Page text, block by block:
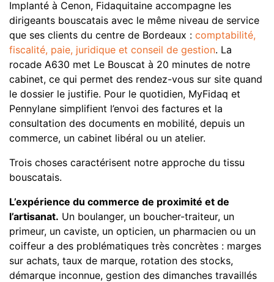
Implanté à Cenon, Fidaquitaine accompagne les
dirigeants bouscatais avec le même niveau de service
que ses clients du centre de Bordeaux : comptabilité,
fiscalité, paie, juridique et conseil de gestion. La
rocade A630 met Le Bouscat à 20 minutes de notre
cabinet, ce qui permet des rendez-vous sur site quand
le dossier le justifie. Pour le quotidien, MyFidaq et
Pennylane simplifient l’envoi des factures et la
consultation des documents en mobilité, depuis un
commerce, un cabinet libéral ou un atelier.
Trois choses caractérisent notre approche du tissu
bouscatais.
L’expérience du commerce de proximité et de
l’artisanat. Un boulanger, un boucher-traiteur, un
primeur, un caviste, un opticien, un pharmacien ou un
coiffeur a des problématiques très concrètes : marges
sur achats, taux de marque, rotation des stocks,
démarque inconnue, gestion des dimanches travaillés